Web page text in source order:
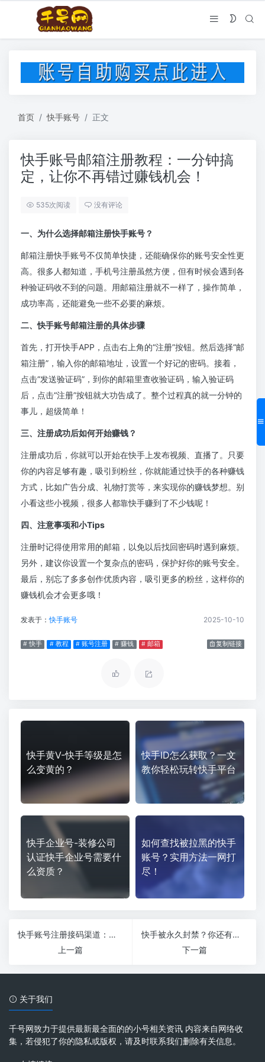
首页 快手账号 正文
快手账号邮箱注册教程：一分钟搞
定，让你不再错过赚钱机会！
535次阅读 没有评论
一、为什么选择邮箱注册快手账号？
邮箱注册快手账号不仅简单快捷，还能确保你的账号安全性更
高。很多人都知道，手机号注册虽然方便，但有时候会遇到各
种验证码收不到的问题。用邮箱注册就不一样了，操作简单，
成功率高，还能避免一些不必要的麻烦。
二、快手账号邮箱注册的具体步骤
首先，打开快手APP，点击右上角的“注册”按钮。然后选择“邮
箱注册”，输入你的邮箱地址，设置一个好记的密码。接着，
点击“发送验证码”，到你的邮箱里查收验证码，输入验证码
后，点击“注册”按钮就大功告成了。整个过程真的就一分钟的
事儿，超级简单！
三、注册成功后如何开始赚钱？
注册成功后，你就可以开始在快手上发布视频、直播了。只要
你的内容足够有趣，吸引到粉丝，你就能通过快手的各种赚钱
方式，比如广告分成、礼物打赏等，来实现你的赚钱梦想。别
小看这些小视频，很多人都靠快手赚到了不少钱呢！
四、注意事项和小Tips
注册时记得使用常用的邮箱，以免以后找回密码时遇到麻烦。
另外，建议你设置一个复杂点的密码，保护好你的账号安全。
最后，别忘了多多创作优质内容，吸引更多的粉丝，这样你的
赚钱机会才会更多哦！
发表于：快手账号 2025-10-10
# 快手 # 教程 # 账号注册 # 赚钱 # 邮箱 复制链接
快手黄V-快手等级是怎
么变黄的？
快手ID怎么获取？一文
教你轻松玩转快手平台
快手企业号-装修公司
认证快手企业号需要什
么资质？
如何查找被拉黑的快手
账号？实用方法一网打
尽！
快手账号注册接码渠道：省时省力，轻松搞定！
上一篇
快手被永久封禁？你还有机会解封！快来看看这些方法
下一篇
关于我们
千号网致力于提供最新最全面的的小号相关资讯 内容来自网络收
集，若侵犯了你的隐私或版权，请及时联系我们删除有关信息。